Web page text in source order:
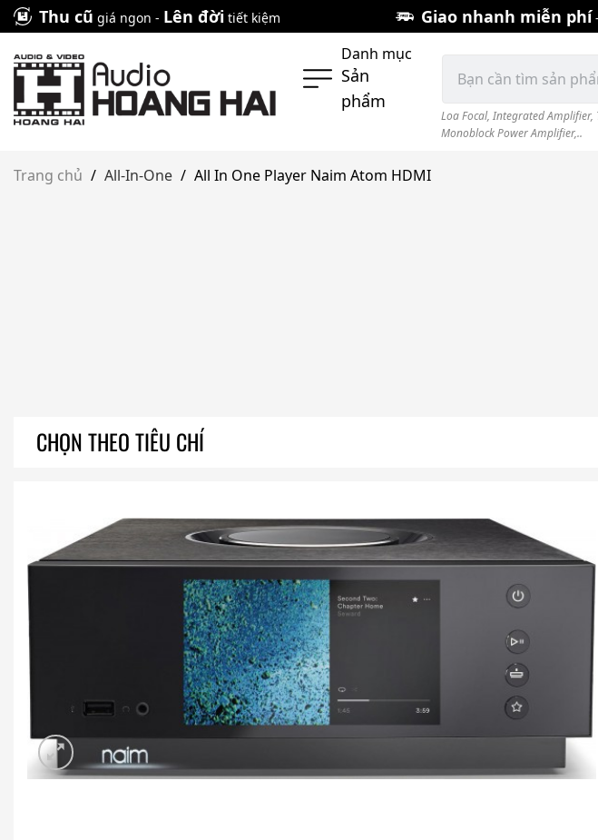
Skip
to
content
Thu cũ giá ngon - Lên đời tiết kiệm Giao nhanh miễn phí
Danh mục
Sản
phẩm
kiếm:
Loa Focal, Integrated Amplifier,
Monoblock Power Amplifier,..
Trang chủ / All-In-One / All In One Player Naim Atom HDMI
CHỌN THEO TIÊU CHÍ